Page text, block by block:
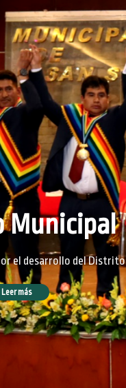
Municipal
el desarrollo del Distrito
Leer más